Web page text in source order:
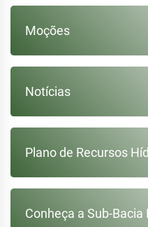
Moções
Notícias
Plano de Recursos
Conheça a Sub-